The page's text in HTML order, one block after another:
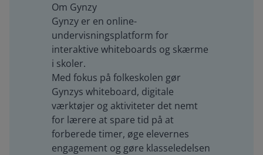
Om Gynzy
Gynzy er en online-
undervisningsplatform for
interaktive whiteboards og skærme
i skoler.
Med fokus på folkeskolen gør
Gynzys whiteboard, digitale
værktøjer og aktiviteter det nemt
for lærere at spare tid på at
forberede timer, øge elevernes
engagement og gøre klasseledelsen